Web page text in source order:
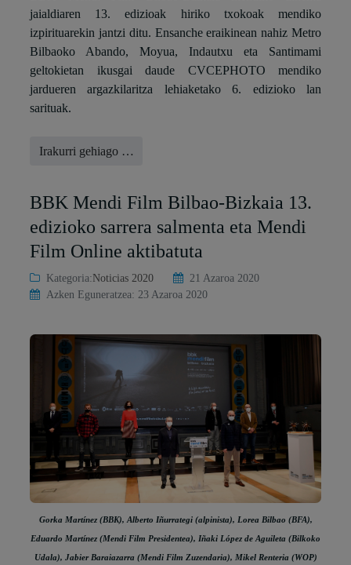
jaialdiaren 13. edizioak hiriko txokoak mendiko
izpirituarekin jantzi ditu. Ensanche eraikinean nahiz Metro
Bilbaoko Abando, Moyua, Indautxu eta Santimami
geltokietan ikusgai daude CVCEPHOTO mendiko
jardueren argazkilaritza lehiaketako 6. edizioko lan
sarituak.
Irakurri gehiago …
BBK Mendi Film Bilbao-Bizkaia 13.
edizioko sarrera salmenta eta Mendi
Film Online aktibatuta
Kategoria:Noticias 2020
21 Azaroa 2020
Azken Eguneratzea: 23 Azaroa 2020
Gorka Martínez (BBK), Alberto Iñurrategi (alpinista), Lorea Bilbao (BFA),
Eduardo Martínez (Mendi Film Presidentea), Iñaki López de Aguileta (Bilkoko
Udala), Jabier Baraiazarra (Mendi Film Zuzendaria), Mikel Renteria (WOP)